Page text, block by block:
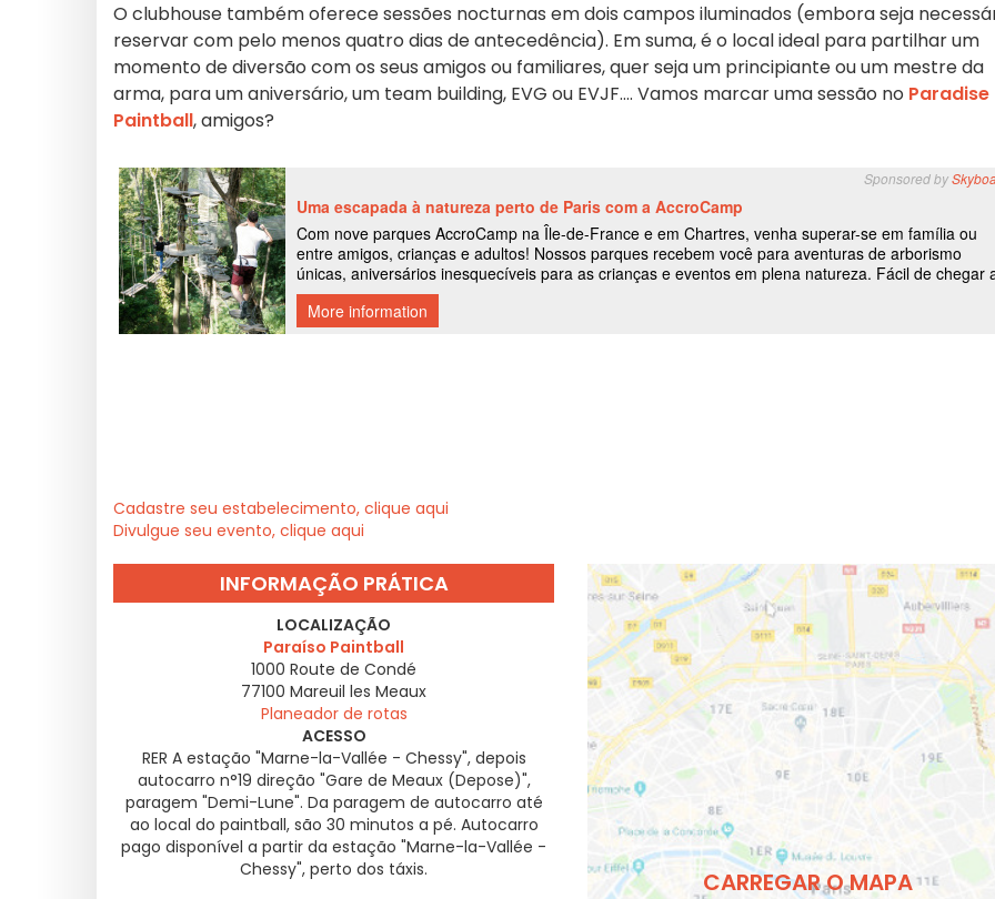
O clubhouse também oferece sessões nocturnas em dois campos iluminados (embora seja
reservar com pelo menos quatro dias de antecedência). Em suma, é o local ideal para partilhar um
momento de diversão com os seus amigos ou familiares, quer seja um principiante ou um mestre da
arma, para um aniversário, um team building, EVG ou EVJF.... Vamos marcar uma sessão no Paradise
Paintball, amigos?
Cadastre seu estabelecimento, clique aqui
Divulgue seu evento, clique aqui
INFORMAÇÃO PRÁTICA
LOCALIZAÇÃO
Paraíso Paintball
1000 Route de Condé
77100 Mareuil les Meaux
Planeador de rotas
ACESSO
RER A estação "Marne-la-Vallée - Chessy", depois
autocarro n°19 direção "Gare de Meaux (Depose)",
paragem "Demi-Lune". Da paragem de autocarro até
ao local do paintball, são 30 minutos a pé. Autocarro
pago disponível a partir da estação "Marne-la-Vallée -
Chessy", perto dos táxis.
CARREGAR O MAPA